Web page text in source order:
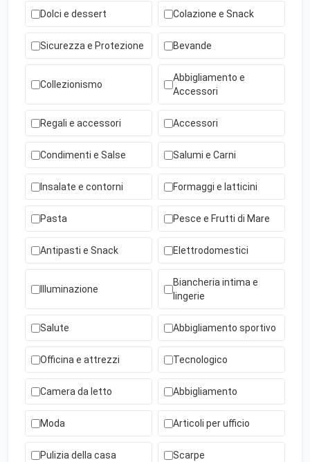
Dolci e dessert Colazione e Snack
Sicurezza e Protezione Bevande
Collezionismo
Abbigliamento e
Accessori
Regali e accessori Accessori
Condimenti e Salse Salumi e Carni
Insalate e contorni Formaggi e latticini
Pasta Pesce e Frutti di Mare
Antipasti e Snack Elettrodomestici
Illuminazione
Biancheria intima e
lingerie
Salute Abbigliamento sportivo
Officina e attrezzi Tecnologico
Camera da letto Abbigliamento
Moda Articoli per ufficio
Pulizia della casa Scarpe